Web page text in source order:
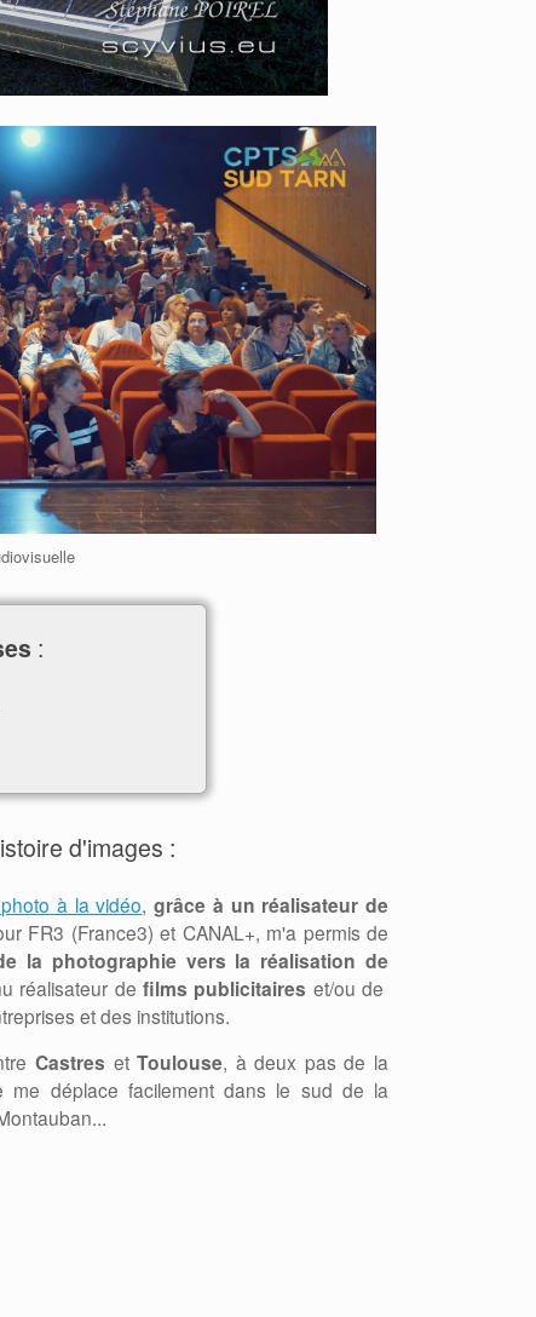
:
d'images :
à la vidéo,grâce à un réalisateur de
FR3 (France3) et CANAL+, m'a permis de
la photographie vers la réalisation de
réalisateur de films publicitaires et/ou de
et des institutions.
Castres etToulouse, à deux pas de la
me déplace facilement dans le sud de la